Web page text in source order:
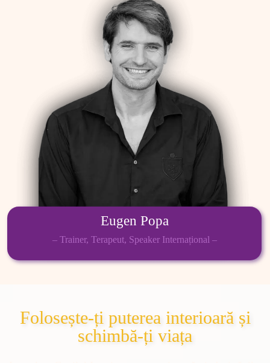
Eugen Popa
– Trainer, Terapeut, Speaker Internațional –
Folosește-ți puterea interioară și
schimbă-ți viața